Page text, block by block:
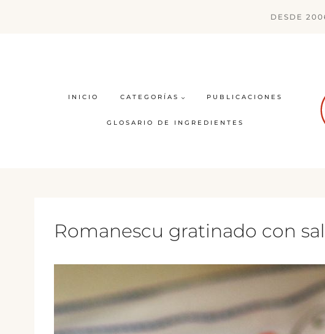
DESDE
INICIO CATEGORÍAS PUBLICACIONES
GLOSARIO DE INGREDIENTES
Romanescu gratinado con